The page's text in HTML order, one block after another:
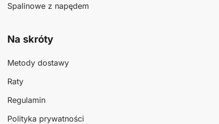
Spalinowe z napędem
Na skróty
Metody dostawy
Raty
Regulamin
Polityka prywatności